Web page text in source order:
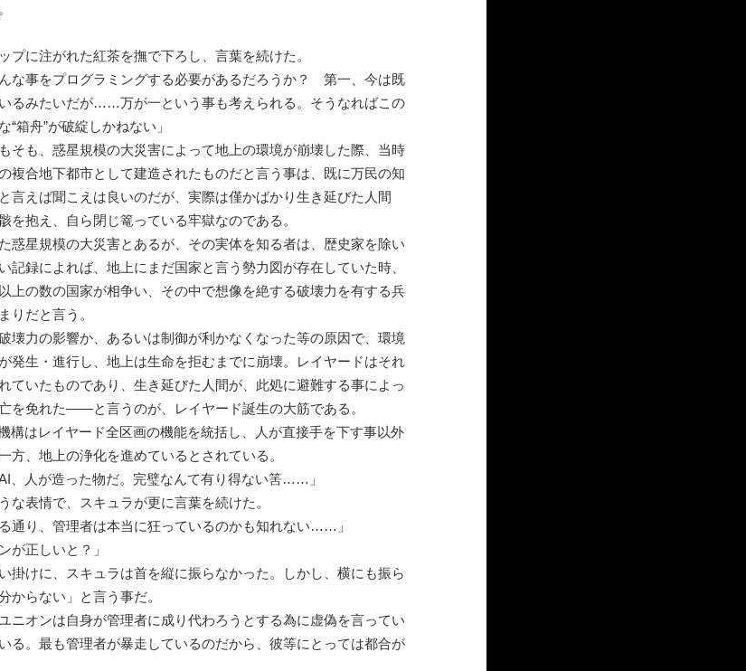
に注がれた紅茶を撫で下ろし、言葉を続けた。
んな事をプログラミングする必要があるだろうか？ 第一、今は既
るみたいだが……万が一という事も考えられる。そうなればこの
箱舟”が破綻しかねない」
そも、惑星規模の大災害によって地上の環境が崩壊した際、当時
複合地下都市として建造されたものだと言う事は、既に万民の知
言えば聞こえは良いのだが、実際は僅かばかり生き延びた人間
を抱え、自ら閉じ篭っている牢獄なのである。
惑星規模の大災害とあるが、その実体を知る者は、歴史家を除い
記録によれば、地上にまだ国家と言う勢力図が存在していた時、
上の数の国家が相争い、その中で想像を絶する破壊力を有する兵
りだと言う。
壊力の影響か、あるいは制御が利かなくなった等の原因で、環境
発生・進行し、地上は生命を拒むまでに崩壊。レイヤードはそれ
ていたものであり、生き延びた人間が、此処に避難する事によっ
を免れた――と言うのが、レイヤード誕生の大筋である。
構はレイヤード全区画の機能を統括し、人が直接手を下す事以外
方、地上の浄化を進めているとされている。
、人が造った物だ。完璧なんて有り得ない筈……」
表情で、スキュラが更に言葉を続けた。
通り、管理者は本当に狂っているのかも知れない……」
が正しいと？」
掛けに、スキュラは首を縦に振らなかった。しかし、横にも振ら
からない」と言う事だ。
ニオンは自身が管理者に成り代わろうとする為に虚偽を言ってい
る。最も管理者が暴走しているのだから、彼等にとっては都合が